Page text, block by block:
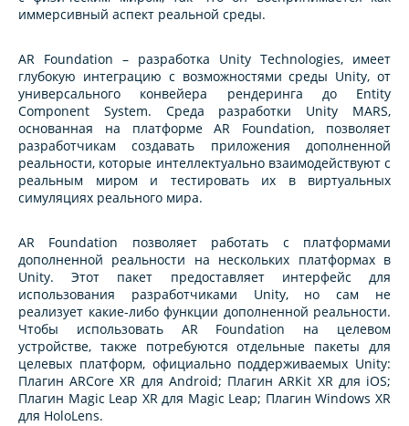
иммерсивный аспект реальной среды.
AR Foundation – разработка Unity Technologies, имеет
глубокую интеграцию с возможностями среды Unity, от
универсального конвейера рендеринга до Entity
Component System. Среда разработки Unity MARS,
основанная на платформе AR Foundation, позволяет
разработчикам создавать приложения дополненной
реальности, которые интеллектуально взаимодействуют с
реальным миром и тестировать их в виртуальных
симуляциях реального мира.
AR Foundation позволяет работать с платформами
дополненной реальности на нескольких платформах в
Unity. Этот пакет предоставляет интерфейс для
использования разработчиками Unity, но сам не
реализует какие-либо функции дополненной реальности.
Чтобы использовать AR Foundation на целевом
устройстве, также потребуются отдельные пакеты для
целевых платформ, официально поддерживаемых Unity:
Плагин ARCore XR для Android; Плагин ARKit XR для iOS;
Плагин Magic Leap XR для Magic Leap; Плагин Windows XR
для HoloLens.